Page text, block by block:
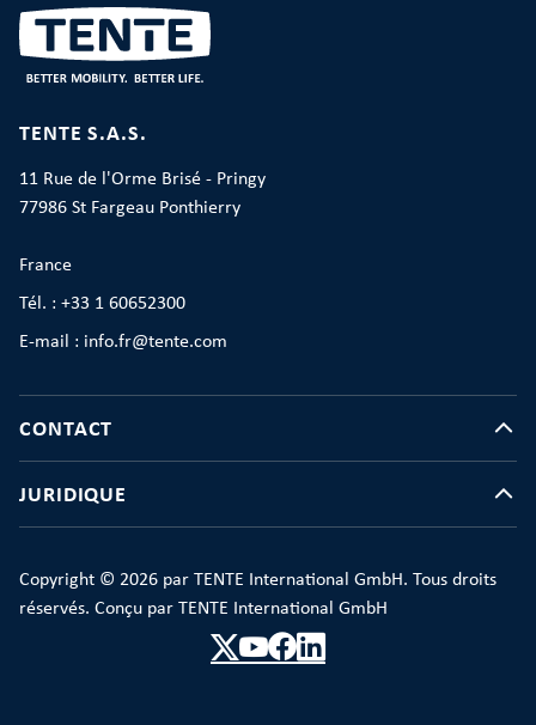
TENTE S.A.S.
11 Rue de l'Orme Brisé - Pringy
77986 St Fargeau Ponthierry
France
Tél. : +33 1 60652300
E-mail : info.fr@tente.com
CONTACT
JURIDIQUE
Copyright © 2026 par TENTE International GmbH. Tous droits
réservés. Conçu par TENTE International GmbH